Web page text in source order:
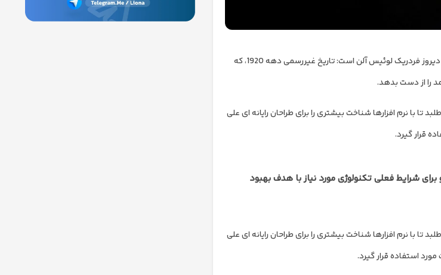
به هر حال، بیایید به آن سرگرمی برسیم. کتابی بسیار لذت بخش برای خواندن در مورد این دهه، تنها دیروز فردریک لوئیس آلن است: تاریخ غیررسمی دهه 1920، که
نرم افزارها شناخت بیشتری را برای طراحان رایانه ای علی
قرار گیرد.
شرایط فعلی تکنولوژی مورد نیاز با هدف بهبود
نرم افزارها شناخت بیشتری را برای طراحان رایانه ای علی
استفاده قرار گیرد.